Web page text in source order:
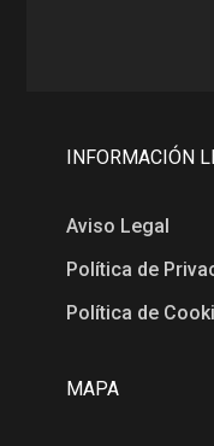
INFORMACIÓN
Aviso Legal
Política de
Política de
MAPA